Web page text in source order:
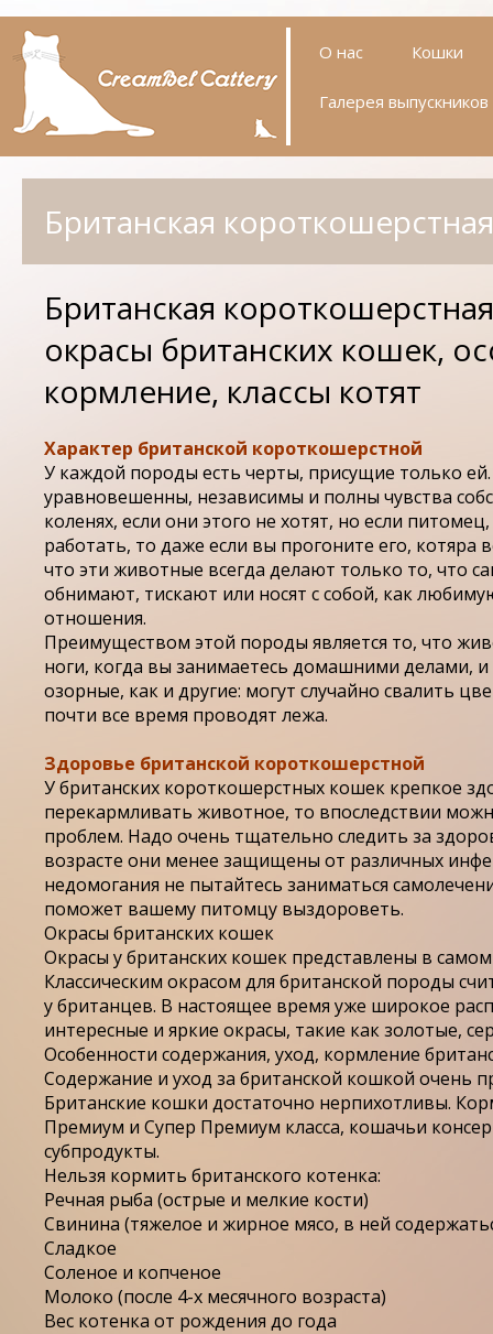
О нас
Условия
приобретения
Кошки
Камелия
Азалия
Галерея выпускников
Британская короткошерстная
Британская
окрасы британских кошек,
кормление, классы котят
Характер британской короткошерстной
У каждой породы есть черты, присущие только
уравновешенны, независимы и полны чувства
коленях, если они этого не хотят, но если
работать, то даже если вы прогоните его,
что эти животные всегда делают только то, что
обнимают, тискают или носят с собой, как
отношения.
Преимуществом этой породы является то, что
ноги, когда вы занимаетесь домашними делами, и
озорные, как и другие: могут случайно свалить
почти все время проводят лежа.
Здоровье британской короткошерстной
У британских короткошерстных кошек крепкое
перекармливать животное, то впоследствии
проблем. Надо очень тщательно следить за
возрасте они менее защищены от различных
недомогания не пытайтесь заниматься
поможет вашему питомцу выздороветь.
Окрасы британских кошек
Окрасы у британских кошек представлены в
Классическим окрасом для британской породы
у британцев. В настоящее время уже широкое
интересные и яркие окрасы, такие как золотые,
Особенности содержания, уход, кормление
Содержание и уход за британской кошкой очень
Британские кошки достаточно нерпихотливы.
Премиум и Супер Премиум класса, кошачьи
субпродукты.
Нельзя кормить британского котенка:
Речная рыба (острые и мелкие кости)
Свинина (тяжелое и жирное мясо, в ней
Сладкое
Соленое и копченое
Молоко (после 4-х месячного возраста)
Вес котенка от рождения до года